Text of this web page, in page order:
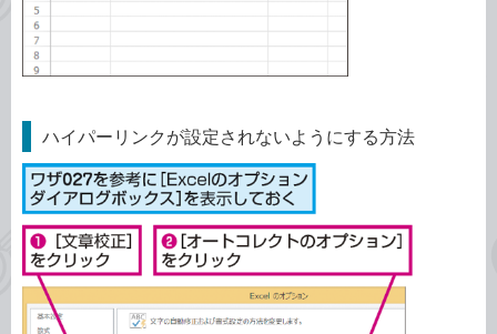
ハイパーリンクが設定されないようにする方法